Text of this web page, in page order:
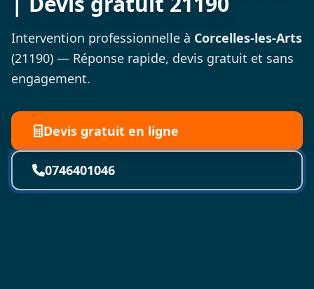
Intervention professionnelle à Corcelles-les-Arts
(21190) — Réponse rapide, devis gratuit et sans
engagement.
Devis gratuit en ligne
0746401046